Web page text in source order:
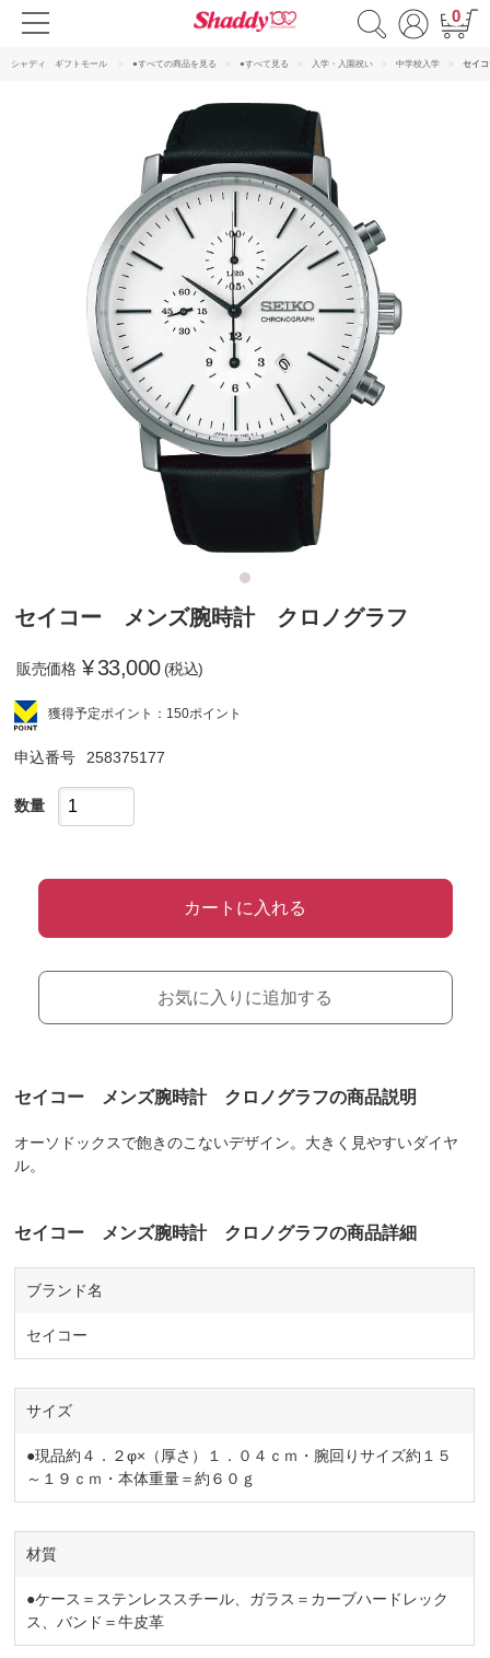
0
シャディ ギフトモール ●すべての商品を見る ●すべて見る 入学・入園祝い 中学校入学 セイ
セイコー メンズ腕時計 クロノグラフ
販売価格 ¥33,000 (税込)
獲得予定ポイント：150ポイント
申込番号 258375177
数量
カートに入れる
お気に入りに追加する
セイコー メンズ腕時計 クロノグラフの商品説明
オーソドックスで飽きのこないデザイン。大きく見やすいダイヤ
ル。
セイコー メンズ腕時計 クロノグラフの商品詳細
ブランド名
セイコー
サイズ
●現品約４．２φ×（厚さ）１．０４ｃｍ・腕回りサイズ約１５
～１９ｃｍ・本体重量＝約６０ｇ
材質
●ケース＝ステンレススチール、ガラス＝カーブハードレック
ス、バンド＝牛皮革